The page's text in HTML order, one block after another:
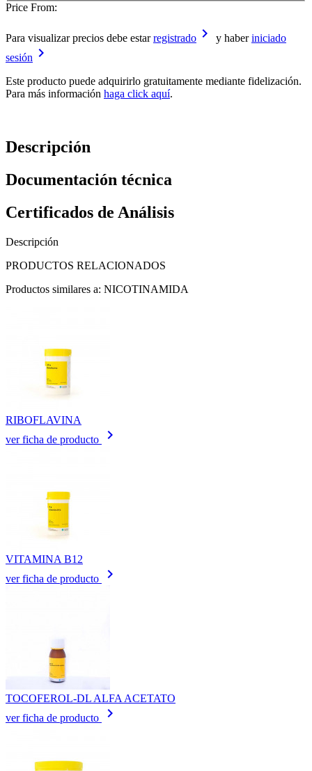
Price From:
Para visualizar precios debe estarregistrado keyboard_arrow_right y haberiniciado
sesión keyboard_arrow_right
Este producto puede adquirirlo gratuitamente mediante fidelización.
Para más información haga click aquí.
Descripción
Documentación técnica
Certificados de Análisis
Descripción
PRODUCTOS RELACIONADOS
Productos similares a: NICOTINAMIDA
RIBOFLAVINA
ver ficha de producto
keyboard_arrow_right
VITAMINA B12
ver ficha de producto
keyboard_arrow_right
TOCOFEROL-DL ALFA ACETATO
ver ficha de producto
keyboard_arrow_right